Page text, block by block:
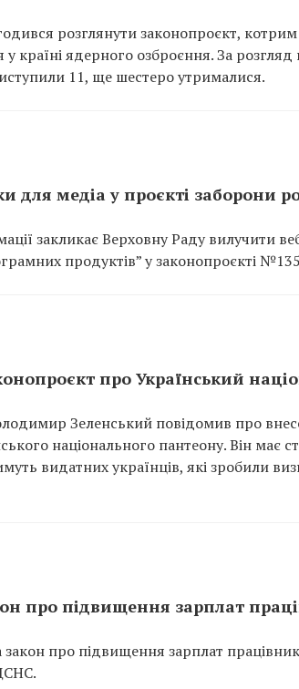
розглянути законопроєкт,
країні ядерного озброєння. За
11, ще шестеро утрималися.
для медіа у проєкті заборони
закликає Верховну Раду вилучити
продуктів” у законопроєкті
про Український
Зеленський повідомив про
національного пантеону. Він має
видатних українців, які зробили
про підвищення зарплат
про підвищення зарплат